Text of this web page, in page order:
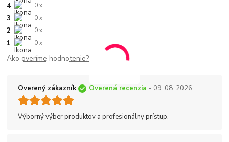
4 0 x
3 0 x
2 0 x
1 0 x
Ako overíme hodnotenie?
Overený zákazník Overená recenzia - 09. 08. 2026
Výborný výber produktov a profesionálny prístup.